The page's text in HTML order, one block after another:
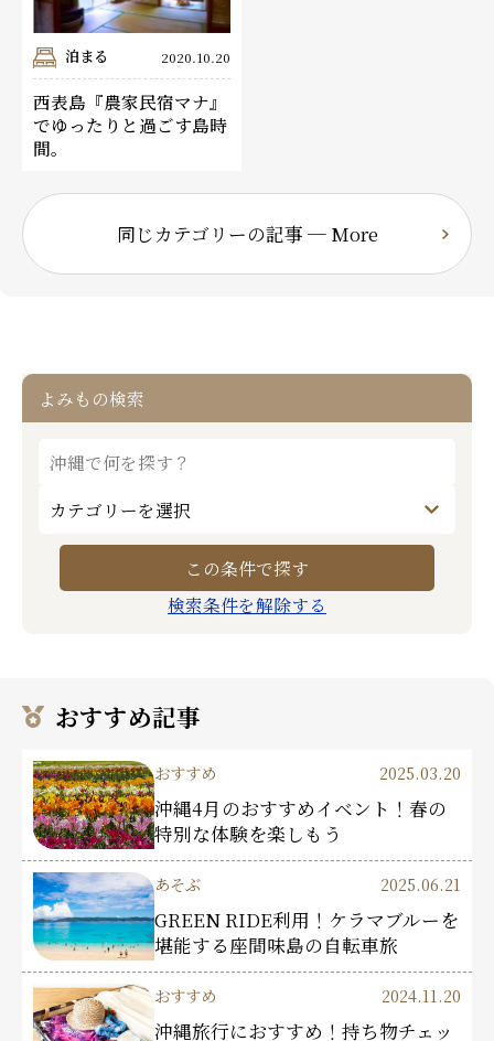
泊まる 2020.10.20
西表島『農家民宿マナ』
でゆったりと過ごす島時
間。
同じカテゴリーの記事 ─ More
よみもの検索
検索条件を解除する
おすすめ記事
おすすめ 2025.03.20
沖縄4月のおすすめイベント！春の
特別な体験を楽しもう
あそぶ 2025.06.21
GREEN RIDE利用！ケラマブルーを
堪能する座間味島の自転車旅
おすすめ 2024.11.20
沖縄旅行におすすめ！持ち物チェッ